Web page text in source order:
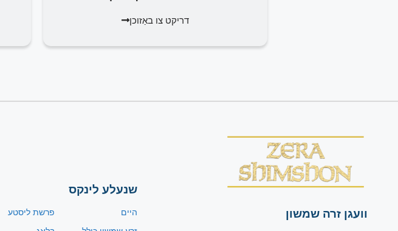
דריקט צו באַזוכן
וועגן זרה שמשון
שנעלע לינקס
היים
פרשת ליסטע